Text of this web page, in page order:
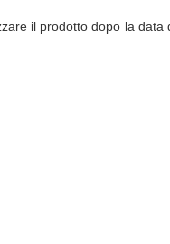
il prodotto dopo la